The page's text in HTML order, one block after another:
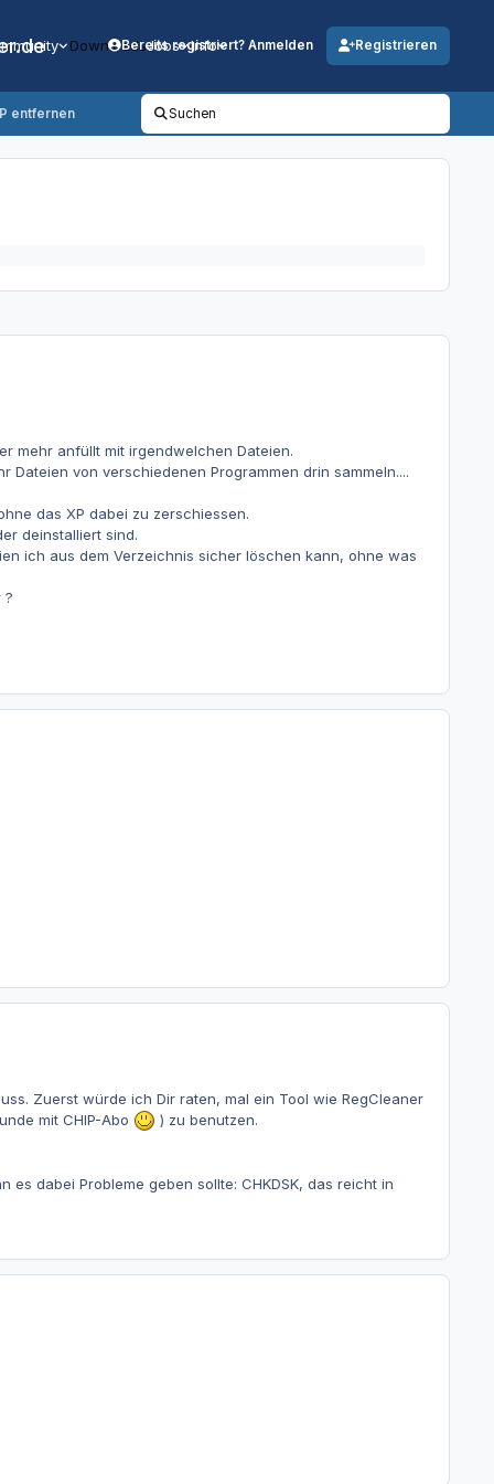
DownloadsJobs Info
Bereits registriert? Anmelden Registrieren
entfernen Suchen
mehr anfüllt mit irgendwelchen Dateien.
von verschiedenen Programmen drin sammeln....
das XP dabei zu zerschiessen.
deinstalliert sind.
ich aus dem Verzeichnis sicher löschen kann, ohne was
?
Zuerst würde ich Dir raten, mal ein Tool wie RegCleaner
mit CHIP-Abo
) zu benutzen.
dabei Probleme geben sollte: CHKDSK, das reicht in